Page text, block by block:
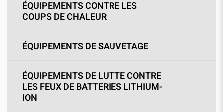
ÉQUIPEMENTS CONTRE LES
COUPS DE CHALEUR
ÉQUIPEMENTS DE SAUVETAGE
ÉQUIPEMENTS DE LUTTE CONTRE
LES FEUX DE BATTERIES LITHIUM-
ION